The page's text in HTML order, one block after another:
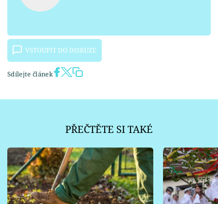
VSTOUPIT DO DISKUZE
Sdílejte článek
PŘEČTĚTE SI TAKÉ